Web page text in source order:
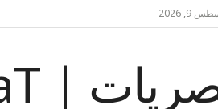
9, 2026